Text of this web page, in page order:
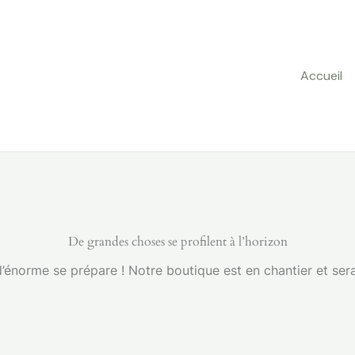
Accueil
De grandes choses se profilent à l’horizon
se prépare ! Notre boutique est en chantier et